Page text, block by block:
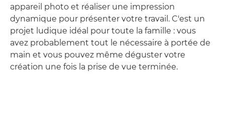
appareil photo et réaliser une impression
dynamique pour présenter votre travail. C'est un
projet ludique idéal pour toute la famille : vous
avez probablement tout le nécessaire à portée de
main et vous pouvez même déguster votre
création une fois la prise de vue terminée.